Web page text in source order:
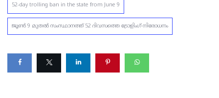
52-day trolling ban in the state from June 9
ജൂൺ 9 മുതൽ സംസ്ഥാനത്ത് 52 ദിവസത്തെ ട്രോളിംഗ് നിരോധനം